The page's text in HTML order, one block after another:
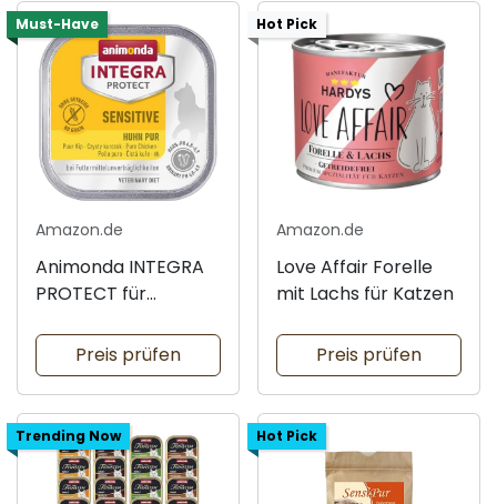
Must-Have
Amazon.de
Animonda INTEGRA
PROTECT für
Preis prüfen
Hot Pick
Amazon.de
Love Affair Forelle
mit Lachs für Katzen
Preis prüfen
Trending Now Hot Pick